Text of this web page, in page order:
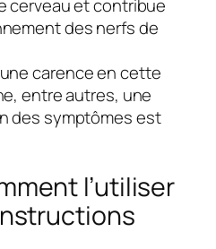
cerveau et contribue
des nerfs de
une carence en cette
entre autres, une
des symptômes est
l’utiliser